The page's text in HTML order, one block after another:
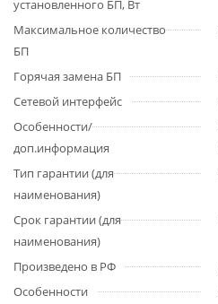
установленного БП, Вт
Максимальное количество
БП
Горячая замена БП
Сетевой интерфейс
Особенности/
доп.информация
Тип гарантии (для
наименования)
Срок гарантии (для
наименования)
Произведено в РФ
Особенности